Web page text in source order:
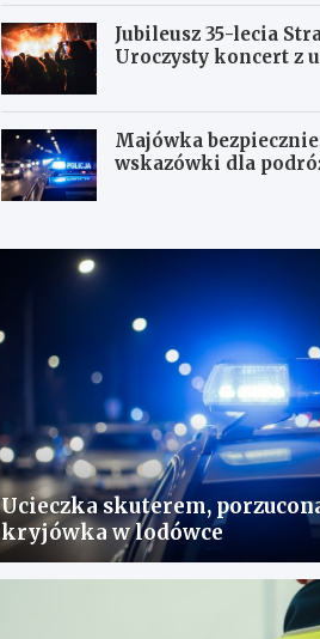
Jubileusz 35-lecia
Uroczysty koncert z
Majówka
wskazówki dla
Ucieczka skuterem,
kryjówka w lodówce